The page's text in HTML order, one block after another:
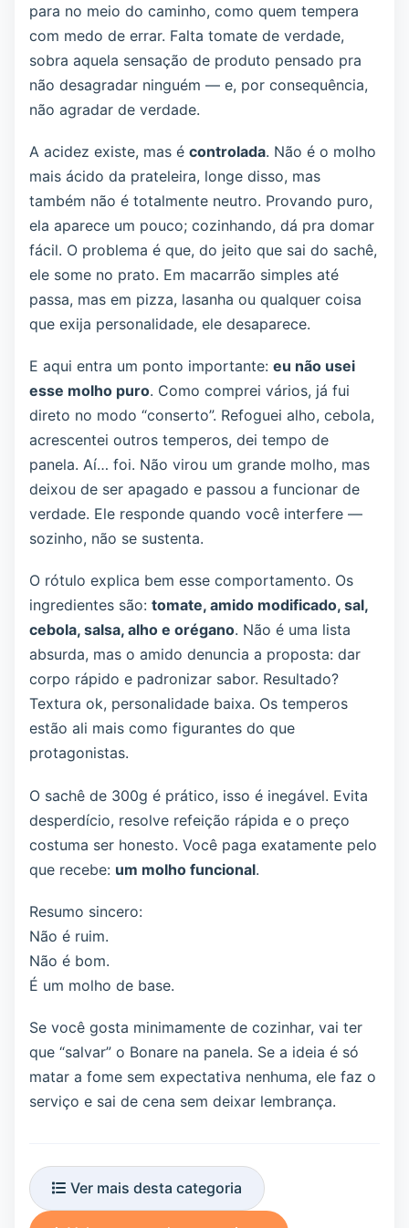
para no meio do caminho, como quem tempera
com medo de errar. Falta tomate de verdade,
sobra aquela sensação de produto pensado pra
não desagradar ninguém — e, por consequência,
não agradar de verdade.
A acidez existe, mas é controlada. Não é o molho
mais ácido da prateleira, longe disso, mas
também não é totalmente neutro. Provando puro,
ela aparece um pouco; cozinhando, dá pra domar
fácil. O problema é que, do jeito que sai do sachê,
ele some no prato. Em macarrão simples até
passa, mas em pizza, lasanha ou qualquer coisa
que exija personalidade, ele desaparece.
E aqui entra um ponto importante: eu não usei
esse molho puro. Como comprei vários, já fui
direto no modo “conserto”. Refoguei alho, cebola,
acrescentei outros temperos, dei tempo de
panela. Aí… foi. Não virou um grande molho, mas
deixou de ser apagado e passou a funcionar de
verdade. Ele responde quando você interfere —
sozinho, não se sustenta.
O rótulo explica bem esse comportamento. Os
ingredientes são: tomate, amido modificado, sal,
cebola, salsa, alho e orégano. Não é uma lista
absurda, mas o amido denuncia a proposta: dar
corpo rápido e padronizar sabor. Resultado?
Textura ok, personalidade baixa. Os temperos
estão ali mais como figurantes do que
protagonistas.
O sachê de 300g é prático, isso é inegável. Evita
desperdício, resolve refeição rápida e o preço
costuma ser honesto. Você paga exatamente pelo
que recebe: um molho funcional.
Resumo sincero:
Não é ruim.
Não é bom.
É um molho de base.
Se você gosta minimamente de cozinhar, vai ter
que “salvar” o Bonare na panela. Se a ideia é só
matar a fome sem expectativa nenhuma, ele faz o
serviço e sai de cena sem deixar lembrança.
Ver mais desta categoria